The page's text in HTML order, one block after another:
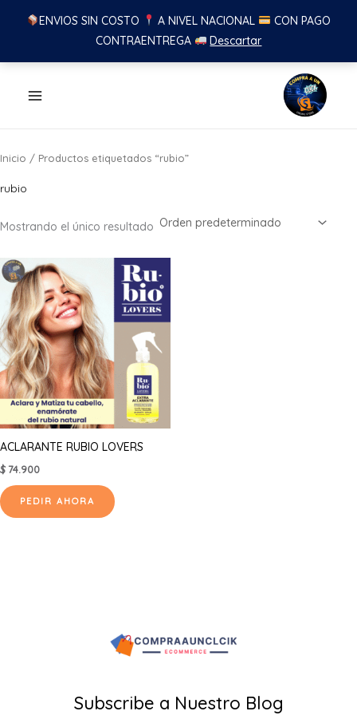
ENVIOS SIN COSTO A NIVEL NACIONAL
CON PAGO
CONTRAENTREGA
Descartar
Inicio / Productos etiquetados “rubio”
rubio
Mostrando el único resultado
ACLARANTE RUBIO LOVERS
$ 74.900
PEDIR AHORA
Subscribe a Nuestro Blog